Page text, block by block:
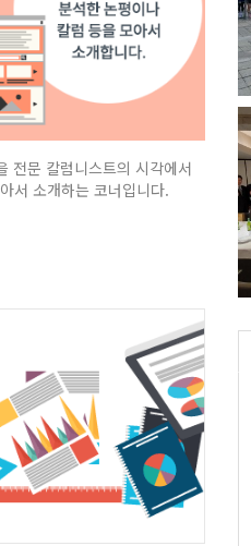
전문 칼럼니스트의 시각에서
서 소개하는 코너입니다.